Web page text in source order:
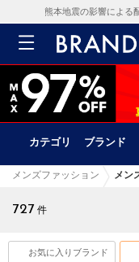
熊本地震の影響による
カテゴリ ブランド
メンズファッション メン
727 件
お気に入りブランド